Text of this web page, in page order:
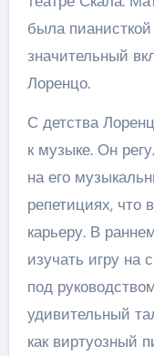
была
значительный
Лоренцо.
С детства
к музыке. Он
на его
репетициях, что
карьеру. В
изучать игру на
под
удивительный
как виртуозный